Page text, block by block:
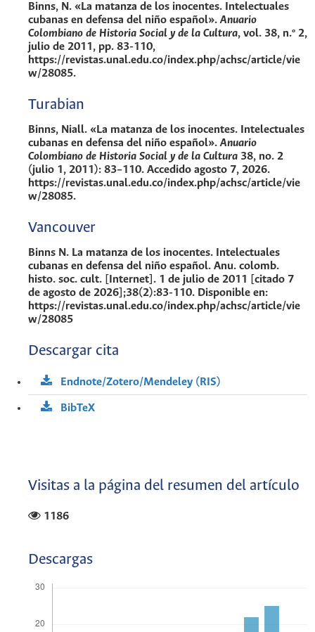
Binns, N. «La matanza de los inocentes. Intelectuales
cubanas en defensa del niño español».Anuario
Colombiano de Historia Social y de la Cultura, vol. 38, n.º 2,
julio de 2011, pp. 83-110,
https://revistas.unal.edu.co/index.php/achsc/article/vie
w/28085.
Turabian
Binns, Niall. «La matanza de los inocentes. Intelectuales
cubanas en defensa del niño español».Anuario
Colombiano de Historia Social y de la Cultura 38, no. 2
(julio 1, 2011): 83–110. Accedido agosto 7, 2026.
https://revistas.unal.edu.co/index.php/achsc/article/vie
w/28085.
Vancouver
Binns N. La matanza de los inocentes. Intelectuales
cubanas en defensa del niño español. Anu. colomb.
histo. soc. cult. [Internet]. 1 de julio de 2011 [citado 7
de agosto de 2026];38(2):83-110. Disponible en:
https://revistas.unal.edu.co/index.php/achsc/article/vie
w/28085
Descargar cita
Endnote/Zotero/Mendeley (RIS)
BibTeX
Visitas a la página del resumen del artículo
1186
Descargas